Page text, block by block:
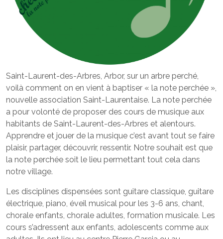
Saint-Laurent-des-Arbres, Arbor, sur un arbre perché,
voilà comment on en vient à baptiser « la note perchée »,
nouvelle association Saint-Laurentaise. La note perchée
a pour volonté de proposer des cours de musique aux
habitants de Saint-Laurent-des-Arbres et alentours.
Apprendre et jouer de la musique c’est avant tout se faire
plaisir, partager, découvrir, ressentir. Notre souhait est que
la note perchée soit le lieu permettant tout cela dans
notre village.
Les disciplines dispensées sont guitare classique, guitare
électrique, piano, éveil musical pour les 3-6 ans, chant,
chorale enfants, chorale adultes, formation musicale. Les
cours s’adressent aux enfants, adolescents comme aux